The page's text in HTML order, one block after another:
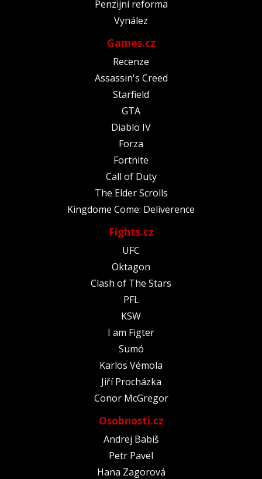
Penzijní reforma
Vynález
Games.cz
Recenze
Assassin's Creed
Starfield
GTA
Diablo IV
Forza
Fortnite
Call of Duty
The Elder Scrolls
Kingdome Come: Deliverence
Fights.cz
UFC
Oktagon
Clash of The Stars
PFL
KSW
I am Figter
Sumó
Karlos Vémola
Jiří Procházka
Conor McGregor
Osobnosti.cz
Andrej Babiš
Petr Pavel
Hana Zagorová